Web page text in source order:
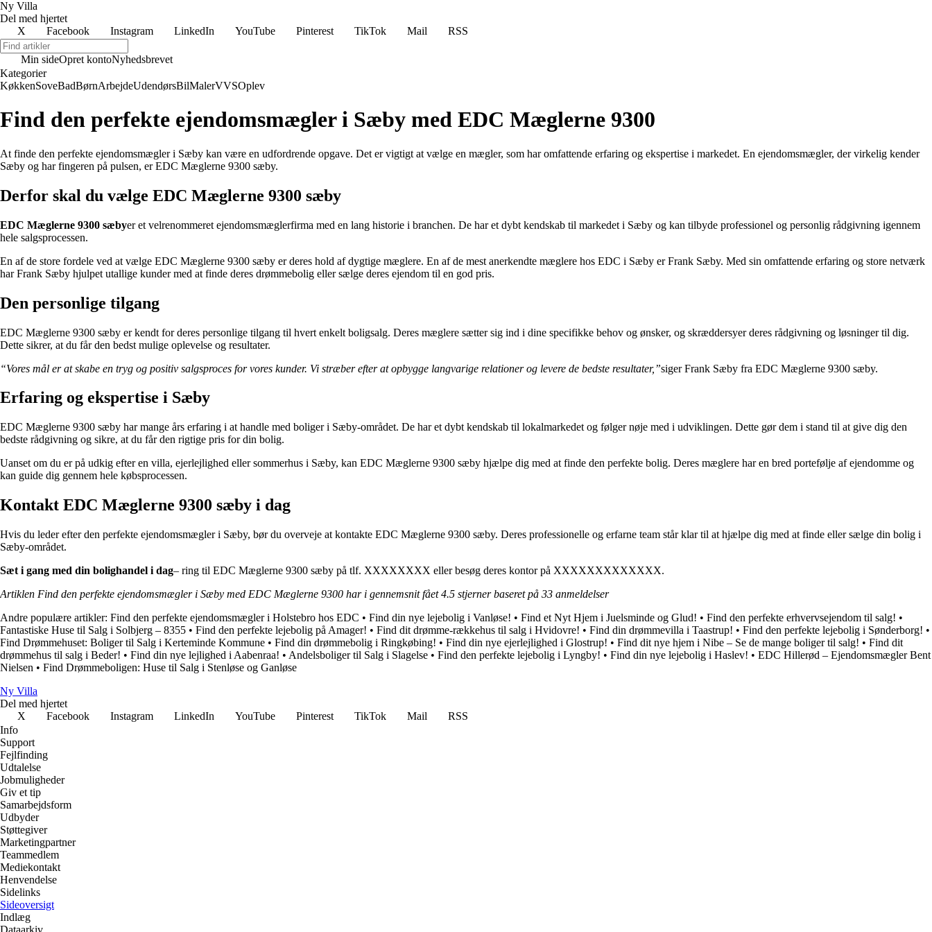
Ny Villa
Del med hjertet
X
Facebook Instagram LinkedIn YouTube Pinterest TikTok Mail RSS
Min sideOpret kontoNyhedsbrevet
Kategorier
KøkkenSoveBadBørnArbejdeUdendørsBilMalerVVSOplev
Find den perfekte ejendomsmægler i Sæby med EDC Mæglerne 9300
At finde den perfekte ejendomsmægler i Sæby kan være en udfordrende opgave. Det er vigtigt at vælge en mægler, som har omfattende erfaring og ekspertise i markedet. En ejendomsmægler, der virkelig kender
Sæby og har fingeren på pulsen, er EDC Mæglerne 9300 sæby.
Derfor skal du vælge EDC Mæglerne 9300 sæby
EDC Mæglerne 9300 sæbyer et velrenommeret ejendomsmæglerfirma med en lang historie i branchen. De har et dybt kendskab til markedet i Sæby og kan tilbyde professionel og personlig rådgivning igennem
hele salgsprocessen.
En af de store fordele ved at vælge EDC Mæglerne 9300 sæby er deres hold af dygtige mæglere. En af de mest anerkendte mæglere hos EDC i Sæby er Frank Sæby. Med sin omfattende erfaring og store netværk
har Frank Sæby hjulpet utallige kunder med at finde deres drømmebolig eller sælge deres ejendom til en god pris.
Den personlige tilgang
EDC Mæglerne 9300 sæby er kendt for deres personlige tilgang til hvert enkelt boligsalg. Deres mæglere sætter sig ind i dine specifikke behov og ønsker, og skræddersyer deres rådgivning og løsninger til dig.
Dette sikrer, at du får den bedst mulige oplevelse og resultater.
“Vores mål er at skabe en tryg og positiv salgsproces for vores kunder. Vi stræber efter at opbygge langvarige relationer og levere de bedste resultater,”siger Frank Sæby fra EDC Mæglerne 9300 sæby.
Erfaring og ekspertise i Sæby
EDC Mæglerne 9300 sæby har mange års erfaring i at handle med boliger i Sæby-området. De har et dybt kendskab til lokalmarkedet og følger nøje med i udviklingen. Dette gør dem i stand til at give dig den
bedste rådgivning og sikre, at du får den rigtige pris for din bolig.
Uanset om du er på udkig efter en villa, ejerlejlighed eller sommerhus i Sæby, kan EDC Mæglerne 9300 sæby hjælpe dig med at finde den perfekte bolig. Deres mæglere har en bred portefølje af ejendomme og
kan guide dig gennem hele købsprocessen.
Kontakt EDC Mæglerne 9300 sæby i dag
Hvis du leder efter den perfekte ejendomsmægler i Sæby, bør du overveje at kontakte EDC Mæglerne 9300 sæby. Deres professionelle og erfarne team står klar til at hjælpe dig med at finde eller sælge din bolig i
Sæby-området.
Sæt i gang med din bolighandel i dag– ring til EDC Mæglerne 9300 sæby på tlf. XXXXXXXX eller besøg deres kontor på XXXXXXXXXXXXX.
Artiklen Find den perfekte ejendomsmægler i Sæby med EDC Mæglerne 9300 har i gennemsnit fået4.5 stjerner baseret på 33 anmeldelser
Andre populære artikler: Find den perfekte ejendomsmægler i Holstebro hos EDC • Find din nye lejebolig i Vanløse! • Find et Nyt Hjem i Juelsminde og Glud! • Find den perfekte erhvervsejendom til salg! •
Fantastiske Huse til Salg i Solbjerg – 8355 • Find den perfekte lejebolig på Amager! • Find dit drømme-rækkehus til salg i Hvidovre! • Find din drømmevilla i Taastrup! • Find den perfekte lejebolig i Sønderborg! •
Find Drømmehuset: Boliger til Salg i Kerteminde Kommune • Find din drømmebolig i Ringkøbing! • Find din nye ejerlejlighed i Glostrup! • Find dit nye hjem i Nibe – Se de mange boliger til salg! • Find dit
drømmehus til salg i Beder! • Find din nye lejlighed i Aabenraa! • Andelsboliger til Salg i Slagelse • Find den perfekte lejebolig i Lyngby! • Find din nye lejebolig i Haslev! • EDC Hillerød – Ejendomsmægler Bent
Nielsen • Find Drømmeboligen: Huse til Salg i Stenløse og Ganløse
Ny Villa
Del med hjertet
X
Facebook Instagram LinkedIn YouTube Pinterest TikTok Mail
RSS
Info
Support
Fejlfinding
Udtalelse
Jobmuligheder
Giv et tip
Samarbejdsform
Udbyder
Støttegiver
Marketingpartner
Teammedlem
Mediekontakt
Henvendelse
Sidelinks
Sideoversigt
Indlæg